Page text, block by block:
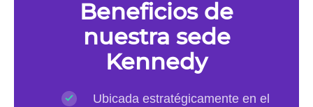
Beneficios de
nuestra sede
Kennedy
Ubicada estratégicamente en el